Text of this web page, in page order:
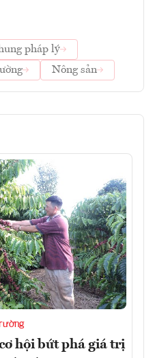
pháp lý
Nông sản
hội bứt phá giá trị